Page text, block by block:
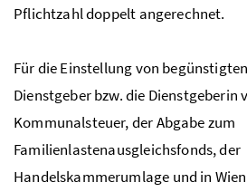
Pflichtzahl doppelt angerechnet.
Für die Einstellung von
Dienstgeberbzw.die Dienstgeberin
Kommunalsteuer, der Abgabe zum
Familienlastenausgleichsfonds, der
Handelskammerumlage und in